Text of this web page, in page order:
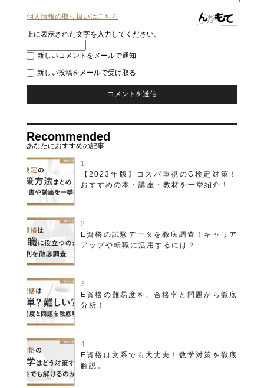
個人情報の取り扱いはこちら
上に表示された文字を入力してください。
新しいコメントをメールで通知
新しい投稿をメールで受け取る
Recommended
【2023年版】コスパ重視のG検定対策！
おすすめの本・講座・教材を一挙紹介！
E資格の試験データを徹底調査！キャリア
アップや転職に活用するには？
E資格の難易度を、合格率と問題から徹底
分析！
E資格は文系でも大丈夫！数学対策を徹底
解説。